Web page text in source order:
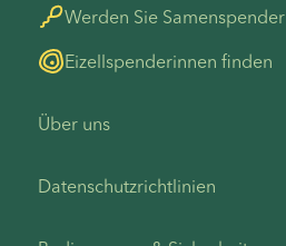
Werden Sie Samenspender
Eizellspenderinnen finden
Über uns
Datenschutzrichtlinien